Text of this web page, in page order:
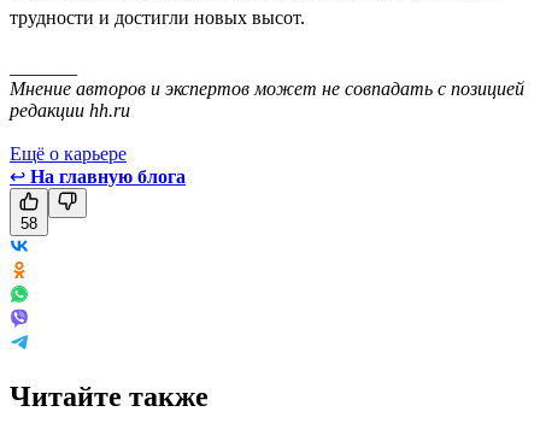
трудности и достигли новых высот.
Мнение авторов и экспертов может не совпадать с позицией
редакции hh.ru
Ещё о карьере
↩ На главную блога
58
Читайте также